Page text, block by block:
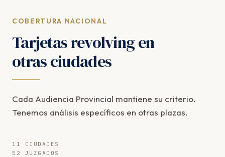
COBERTURA NACIONAL
Tarjetas revolving en
otras ciudades
Cada Audiencia Provincial mantiene su criterio.
Tenemos análisis específicos en otras plazas.
11 CIUDADES
52 JUZGADOS